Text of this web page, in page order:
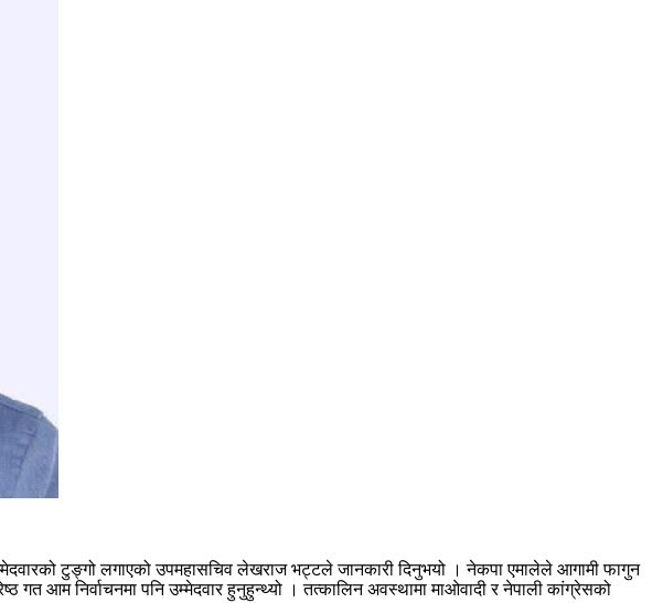
टुङ्गो लगाएको उपमहासचिव लेखराज भट्टले जानकारी दिनुभयो । नेकपा एमालेले आगामी फागुन
गत आम निर्वाचनमा पनि उम्मेदवार हुनुहुन्थ्यो । तत्कालिन अवस्थामा माओवादी र नेपाली कांग्रेसको